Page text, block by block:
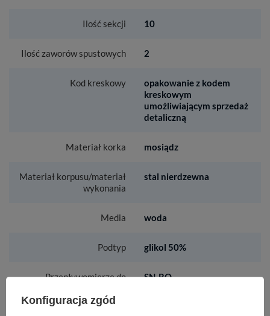
Ilość sekcji 10
Ilość zaworów spustowych 2
Kod kreskowy
opakowanie z kodem
kreskowym
umożliwiającym sprzedaż
detaliczną
Materiał korka mosiądz
Materiał korpusu/materiał
wykonania
stal nierdzewna
Media woda
Podtyp glikol 50%
Przepływomierze do
zestawie
SN-RO
Konfiguracja zgód